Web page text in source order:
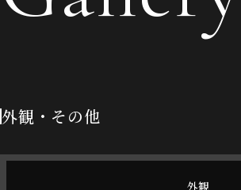
外観・その他
外観